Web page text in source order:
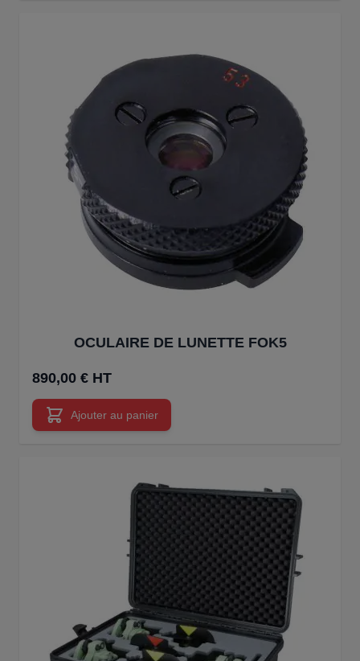
OCULAIRE DE LUNETTE FOK5
890,00 € HT
Ajouter au panier